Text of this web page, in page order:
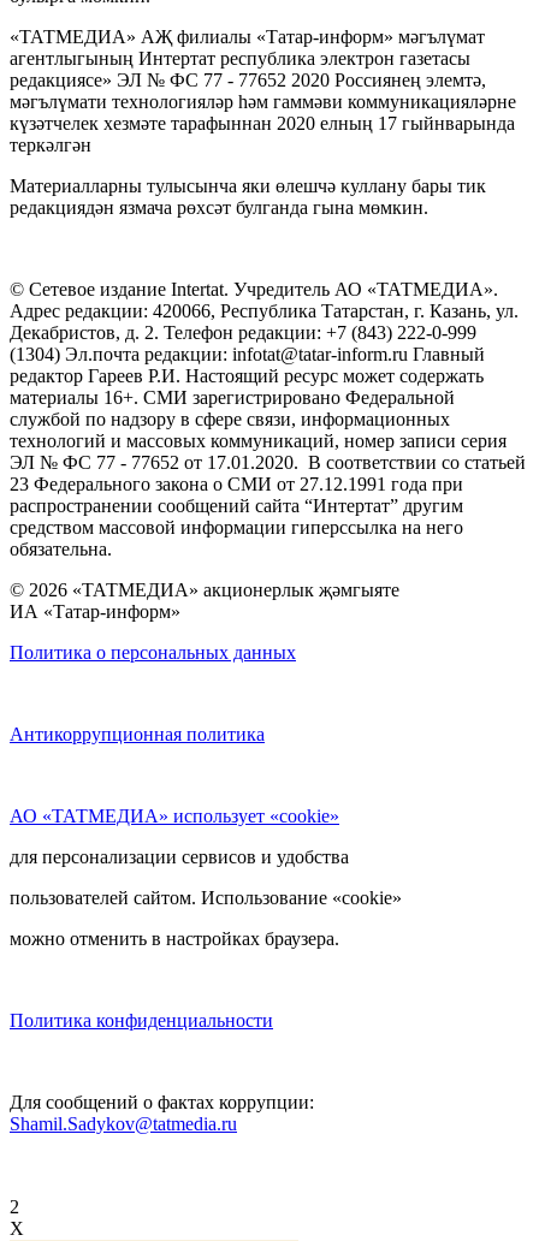
«ТАТМЕДИА» АҖ филиалы «Татар-информ» мәгълүмат
агентлыгының Интертат республика электрон газетасы
редакциясе» ЭЛ № ФС 77 - 77652 2020 Россиянең элемтә,
мәгълүмати технологияләр һәм гаммәви коммуникацияләрне
күзәтчелек хезмәте тарафыннан 2020 елның 17 гыйнварында
теркәлгән
Материалларны тулысынча яки өлешчә куллану бары тик
редакциядән язмача рөхсәт булганда гына мөмкин.
© Сетевое издание Intertat. Учредитель АО «ТАТМЕДИА».
Адрес редакции: 420066, Республика Татарстан, г. Казань, ул.
Декабристов, д. 2. Телефон редакции: +7 (843) 222-0-999
(1304) Эл.почта редакции: infotat@tatar-inform.ru Главный
редактор Гареев Р.И. Настоящий ресурс может содержать
материалы 16+. СМИ зарегистрировано Федеральной
службой по надзору в сфере связи, информационных
технологий и массовых коммуникаций, номер записи серия
ЭЛ № ФС 77 - 77652 от 17.01.2020. В соответствии со статьей
23 Федерального закона о СМИ от 27.12.1991 года при
распространении сообщений сайта “Интертат” другим
средством массовой информации гиперссылка на него
обязательна.
© 2026 «ТАТМЕДИА» акционерлык җәмгыяте
ИА «Татар-информ»
Политика о персональных данных
Антикоррупционная политика
АО «ТАТМЕДИА» использует «cookie»
для персонализации сервисов и удобства
пользователей сайтом. Использование «cookie»
можно отменить в настройках браузера.
Политика конфиденциальности
Для сообщений о фактах коррупции:
Shamil.Sadykov@tatmedia.ru
2
X